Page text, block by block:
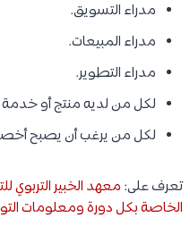
مدراء التسويق.
مدراء المبيعات.
مدراء التطوير.
لكل من لديه منتج أو
لكل من يرغب أن يصبح
تعرف على: معهد الخبير التربوي
الخاصة بكل دورة ومعلومات